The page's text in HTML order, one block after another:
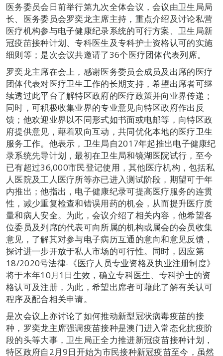
医务委员会日前举行第九次全体会议，会议由卫生局局
长、医务委员会罗奕龙主席主持，重点介绍及讨论私营
医疗机构参与电子健康纪录系统的可行方案、卫生局新
冠疫苗接种计划、专科医生及专科护士资格认可的实施
细则等；是次会议共邀请了36个医疗团体代表列席。
罗奕龙主席在会上，感谢医务委员会成员及出席的医疗
团体代表对医疗卫生工作的长期支持，希望出席者可继
续透过此平台了解特区政府的医疗政策并向业界传递；
同时，可积极收集业界的专业意见向特区政府作出反
馈；他欢迎业界以不同形式如书面或电邮等，向特区政
府提供意见，藉着双向互动，共同优化本地的医疗卫生
服务工作。他表示，卫生局自2017年起推出电子健康纪
录系统先导计划，最初在卫生局和镜湖医院试行，至今
已有超过36,000市民登记使用，其他医疗机构，包括私
人医院及工人医疗所等亦已进入测试阶段，期望可于年
内推出；他指出，电子健康纪录可提高医疗服务的连贯
性，减少重复检查和错误用药的机会，从而提升医疗质
量和病人安全。为此，会议介绍了相关内容，他希望各
位委员及列席的代表可向所属的机构或属会的会员收集
意见，了解其对参与电子病历互通的意向和意见反馈，
探讨进一步开放于私人市场的可行性。同时，因应第
18/2020号法律-《医疗人员专业资格及执业注册制度》
将于本年10月1日生效，确立专科医生、专科护士的资
格认可及注册，为此，希望出席者可藉此了解有关认可
程序及配合相关申请。
是次会议上亦讨论了如何推动新型冠状病毒疫苗的接
种，罗奕龙主席强调疫苗接种是澳门进入常态化抗疫阶
段的头等大事，卫生局正全力推进新冠疫苗接种计划，
特区政府自2月9日开始为市民接种新冠疫苗至今，虽然